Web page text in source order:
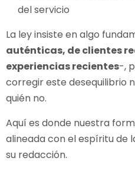
del servicio
La ley insiste en algo
auténticas, de clientes
experiencias recientes-,
corregir este desequilibrio
quién no.
Aquí es donde nuestra
alineada con el espíritu de
su redacción.